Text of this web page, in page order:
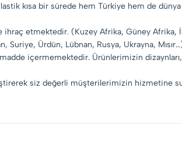
kısa bir sürede hem Türkiye hem de
ihraç etmektedir. (Kuzey Afrika, Güney
Ürdün, Lübnan, Rusya, Ukrayna,
madde içermemektedir. Ürünlerimizin
siz değerli müşterilerimizin hizmetine